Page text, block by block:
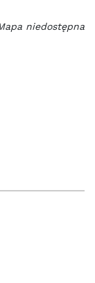
niedostępna